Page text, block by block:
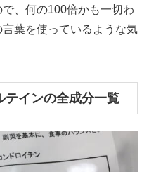
、何の100倍かも一切わ
葉を使っているような気
テインの全成分一覧